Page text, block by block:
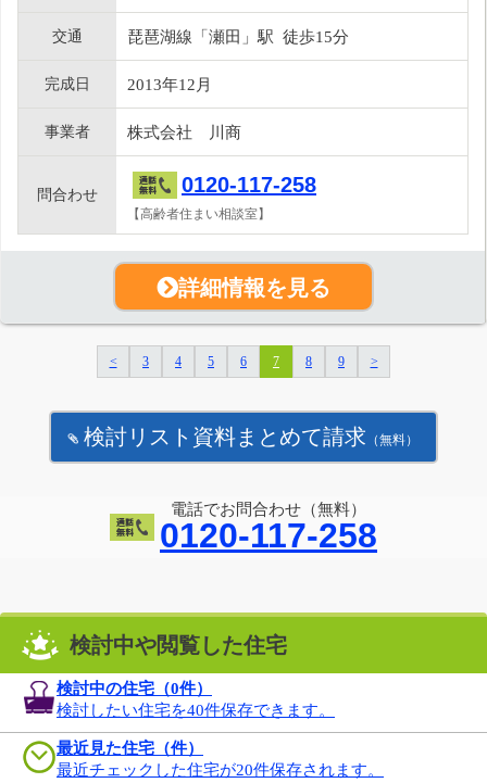
交通 琵琶湖線「瀬田」駅 徒歩15分
完成日 2013年12月
事業者 株式会社 川商
問合わせ 0120-117-258
【高齢者住まい相談室】
詳細情報を見る
< 3 4 5 6 7 8 9 >
検討リスト資料まとめて請求 （無料）
電話でお問合わせ（無料）
0120-117-258
検討中や閲覧した住宅
検討中の住宅（0件）
検討したい住宅を40件保存できます。
最近見た住宅（件）
最近チェックした住宅が20件保存されます。